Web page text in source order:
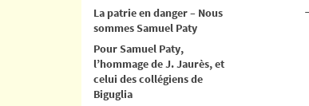
La patrie en danger – Nous
sommes Samuel Paty
Pour Samuel Paty,
l’hommage de J. Jaurès, et
celui des collégiens de
Biguglia